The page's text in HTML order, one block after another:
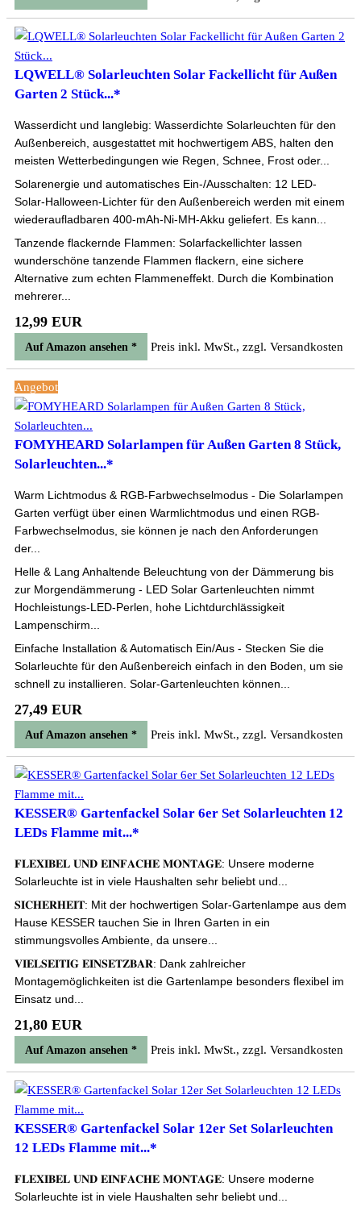
LQWELL® Solarleuchten Solar Fackellicht für Außen
Garten 2 Stück...*
Wasserdicht und langlebig: Wasserdichte Solarleuchten für den
Außenbereich, ausgestattet mit hochwertigem ABS, halten den
meisten Wetterbedingungen wie Regen, Schnee, Frost oder...
Solarenergie und automatisches Ein-/Ausschalten: 12 LED-
Solar-Halloween-Lichter für den Außenbereich werden mit einem
wiederaufladbaren 400-mAh-Ni-MH-Akku geliefert. Es kann...
Tanzende flackernde Flammen: Solarfackellichter lassen
wunderschöne tanzende Flammen flackern, eine sichere
Alternative zum echten Flammeneffekt. Durch die Kombination
mehrerer...
12,99 EUR
Auf Amazon ansehen * Preis inkl. MwSt., zzgl. Versandkosten
Angebot
FOMYHEARD Solarlampen für Außen Garten 8 Stück,
Solarleuchten...*
Warm Lichtmodus & RGB-Farbwechselmodus - Die Solarlampen
Garten verfügt über einen Warmlichtmodus und einen RGB-
Farbwechselmodus, sie können je nach den Anforderungen
der...
Helle & Lang Anhaltende Beleuchtung von der Dämmerung bis
zur Morgendämmerung - LED Solar Gartenleuchten nimmt
Hochleistungs-LED-Perlen, hohe Lichtdurchlässigkeit
Lampenschirm...
Einfache Installation & Automatisch Ein/Aus - Stecken Sie die
Solarleuchte für den Außenbereich einfach in den Boden, um sie
schnell zu installieren. Solar-Gartenleuchten können...
27,49 EUR
Auf Amazon ansehen * Preis inkl. MwSt., zzgl. Versandkosten
KESSER® Gartenfackel Solar 6er Set Solarleuchten 12
LEDs Flamme mit...*
𝐅𝐋𝐄𝐗𝐈𝐁𝐄𝐋 𝐔𝐍𝐃 𝐄𝐈𝐍𝐅𝐀𝐂𝐇𝐄 𝐌𝐎𝐍𝐓𝐀𝐆𝐄: Unsere moderne
Solarleuchte ist in viele Haushalten sehr beliebt und...
𝐒𝐈𝐂𝐇𝐄𝐑𝐇𝐄𝐈𝐓: Mit der hochwertigen Solar-Gartenlampe aus dem
Hause KESSER tauchen Sie in Ihren Garten in ein
stimmungsvolles Ambiente, da unsere...
𝐕𝐈𝐄𝐋𝐒𝐄𝐈𝐓𝐈𝐆 𝐄𝐈𝐍𝐒𝐄𝐓𝐙𝐁𝐀𝐑: Dank zahlreicher
Montagemöglichkeiten ist die Gartenlampe besonders flexibel im
Einsatz und...
21,80 EUR
Auf Amazon ansehen * Preis inkl. MwSt., zzgl. Versandkosten
KESSER® Gartenfackel Solar 12er Set Solarleuchten
12 LEDs Flamme mit...*
𝐅𝐋𝐄𝐗𝐈𝐁𝐄𝐋 𝐔𝐍𝐃 𝐄𝐈𝐍𝐅𝐀𝐂𝐇𝐄 𝐌𝐎𝐍𝐓𝐀𝐆𝐄: Unsere moderne
Solarleuchte ist in viele Haushalten sehr beliebt und...